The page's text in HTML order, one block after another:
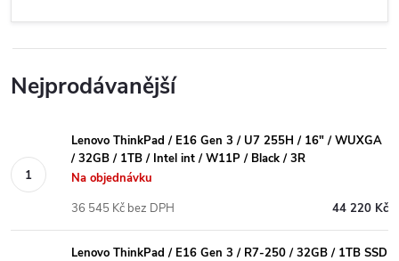
Nejprodávanější
Lenovo ThinkPad / E16 Gen 3 / U7 255H / 16" / WUXGA
/ 32GB / 1TB / Intel int / W11P / Black / 3R
Na objednávku
44 220 Kč
36 545 Kč bez DPH
Lenovo ThinkPad / E16 Gen 3 / R7-250 / 32GB / 1TB SSD